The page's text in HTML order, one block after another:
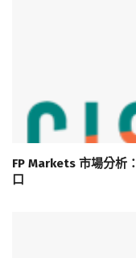
FP Markets 市場分析
口